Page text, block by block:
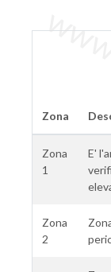
Zona
Zona
1
E'
Zona
2